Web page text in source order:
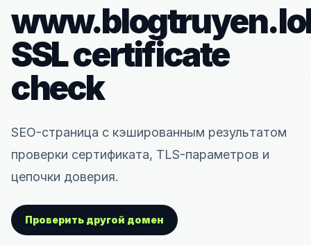
SSL certificate
check
SEO-страница с кэшированным результатом
проверки сертификата, TLS-параметров и
цепочки доверия.
Проверить другой домен